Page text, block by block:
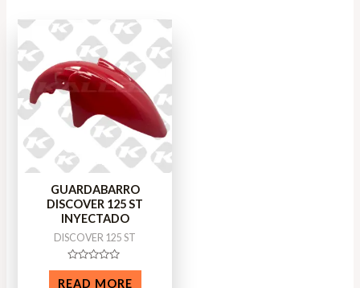
GUARDABARRO
DISCOVER 125 ST
INYECTADO
DISCOVER 125 ST
Rated
0
READ MORE